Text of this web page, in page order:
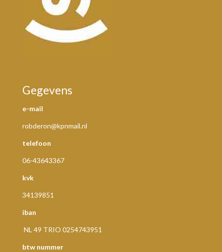
Gegevens
e-mail
robderon@kpnmail.nl
telefoon
06-43643367
kvk
34139851
iban
NL 49 TRIO 0254743951
btw nummer